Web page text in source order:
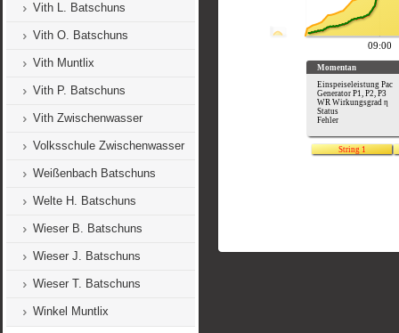
Vith L. Batschuns
Vith O. Batschuns
Vith Muntlix
Vith P. Batschuns
Vith Zwischenwasser
Volksschule Zwischenwasser
Weißenbach Batschuns
Welte H. Batschuns
Wieser B. Batschuns
Wieser J. Batschuns
Wieser T. Batschuns
Winkel Muntlix